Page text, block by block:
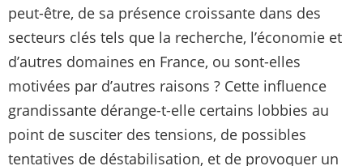
peut-être, de sa présence croissante dans des
secteurs clés tels que la recherche, l’économie et
d’autres domaines en France, ou sont-elles
motivées par d’autres raisons ? Cette influence
grandissante dérange-t-elle certains lobbies au
point de susciter des tensions, de possibles
tentatives de déstabilisation, et de provoquer un